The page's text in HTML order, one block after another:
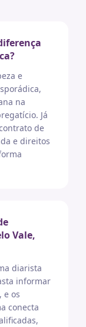
e
na
Já
de
e direitos
Vale,
diarista
informar
e os
conecta